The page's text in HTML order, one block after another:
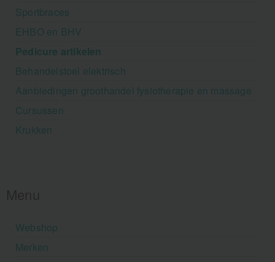
Sportbraces
EHBO en BHV
Pedicure artikelen
Behandelstoel elektrisch
Aanbiedingen groothandel fysiotherapie en massage
Cursussen
Krukken
Webshop
Merken